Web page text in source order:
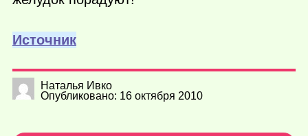
Источник
Наталья Ивко
Опубликовано: 16 октября 2010